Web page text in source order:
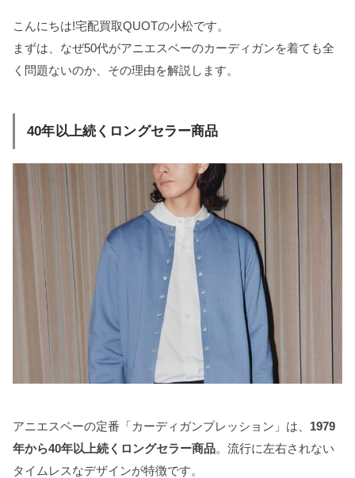
こんにちは!宅配買取QUOTの小松です。
まずは、なぜ50代がアニエスベーのカーディガンを着ても全
く問題ないのか、その理由を解説します。
40年以上続くロングセラー商品
アニエスベーの定番「カーディガンプレッション」は、 1979
年から40年以上続くロングセラー商品。流行に左右されない
タイムレスなデザインが特徴です。